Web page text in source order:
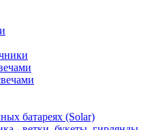
батареях (Solar)